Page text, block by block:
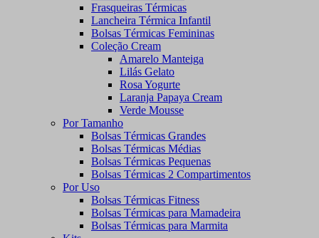
Frasqueiras Térmicas
Lancheira Térmica Infantil
Bolsas Térmicas Femininas
Coleção Cream
Amarelo Manteiga
Lilás Gelato
Rosa Yogurte
Laranja Papaya Cream
Verde Mousse
Por Tamanho
Bolsas Térmicas Grandes
Bolsas Térmicas Médias
Bolsas Térmicas Pequenas
Bolsas Térmicas 2 Compartimentos
Por Uso
Bolsas Térmicas Fitness
Bolsas Térmicas para Mamadeira
Bolsas Térmicas para Marmita